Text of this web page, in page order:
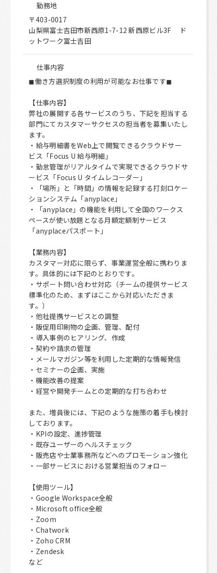
勤務地
〒403-0017
山梨県富士吉田市新西原1-7-12 新西原ビル3F ド
ットワーク富士吉田
仕事内容
◼︎働き方選択制度の利用が可能なお仕事です◼︎
【仕事内容】
弊社の展開する各サービスのうち、下記を担当する
部門にてカスタマーサクセスの担当者を募集いたし
ます。
・給与明細書をWeb上で閲覧できるクラウドサー
ビス「Focus U 給与明細」
・勤怠管理がリアルタイムで実現できるクラウドサ
ービス「Focus U タイムレコーダー」
・「場所」と「時間」の情報を記録する打刻ロケー
ションシステム「anyplace」
・「anyplace」の機能を利用して全国のワークス
ペースが使い放題となる月額定額制サービス
「anyplaceパスポート」
【業務内容】
カスタマー対応に限らず、事業運営全般に携わりま
す。具体的には下記のとおりです。
・サポート問い合わせ対応（チームの提供サービス
標準化のため、まずはここから対応いただきま
す。）
・他社提携サービスとの調整
・販促用印刷物の企画、管理、配付
・導入事例のヒアリング、作成
・契約や請求の管理
・メールマガジン等を利用した定期的な情報発信
・セミナーの企画、実施
・機能改善の提案
・経営や開発チームとの定期的な打ち合わせ
また、増員後には、下記のような施策の着手も検討
しております。
・KPIの設定、進捗管理
・既存ユーザーのヘルスチェック
・販売店や士業事務所などへのプロモーション強化
・一部サービスにおける営業担当のフォロー
【使用ツール】
・Google Workspace全般
・Microsoft office全般
・Zoom
・Chatwork
・Zoho CRM
・Zendesk
など